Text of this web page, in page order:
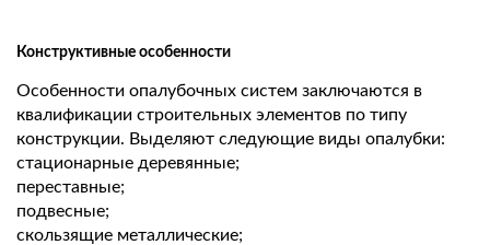
Конструктивные особенности
Особенности опалубочных систем заключаются в
квалификации строительных элементов по типу
конструкции. Выделяют следующие виды опалубки:
стационарные деревянные;
переставные;
подвесные;
скользящие металлические;